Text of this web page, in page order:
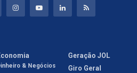
& Negócios
Geração JOL
Giro Geral